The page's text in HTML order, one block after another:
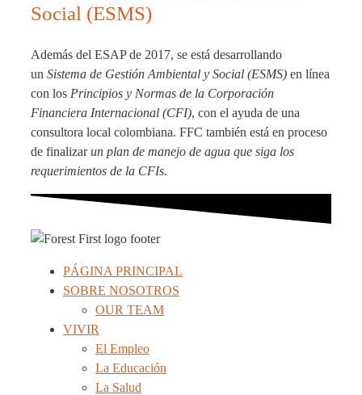
Social (ESMS)
Además del ESAP de 2017, se está desarrollando
un Sistema de Gestión Ambiental y Social (ESMS) en línea
con los Principios y Normas de la Corporación
Financiera Internacional (CFI), con el ayuda de una
consultora local colombiana. FFC también está en proceso
de finalizarun plan de manejo de agua que siga los
requerimientos de la CFIs.
PÁGINA PRINCIPAL
SOBRE NOSOTROS
OUR TEAM
VIVIR
El Empleo
La Educación
La Salud